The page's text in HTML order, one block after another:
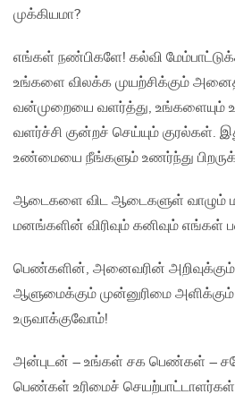
முக்கியமா?
எங்கள் நண்பிகளே! கல்வி
உங்களை விலக்க முயற்சிக்கும்
வன்முறையை வளர்த்து, உங்களையும்
வளர்ச்சி குன்றச் செய்யும்
உண்மையை நீங்களும் உணர்ந்து
ஆடைகளை விட ஆடைகளுள் வாழும்
மனங்களின் விரிவும் கனிவும் எங்கள்
பெண்களின், அனைவரின் அறிவுக்கும்
ஆளுமைக்கும் முன்னுரிமை
உருவாக்குவோம்!
அன்புடன் – உங்கள் சக பெண்கள் –
பெண்கள் உரிமைச்